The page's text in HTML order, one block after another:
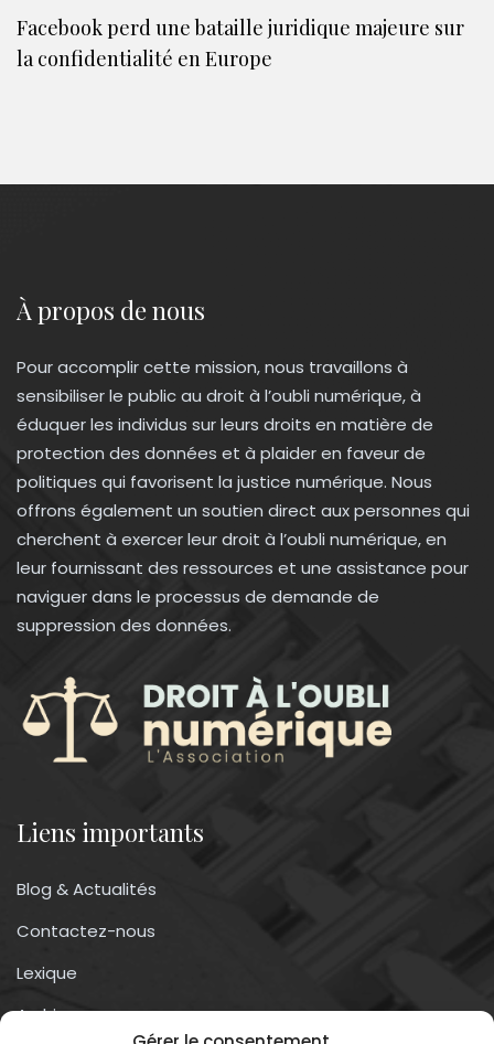
Facebook perd une bataille juridique majeure sur
la confidentialité en Europe
À propos de nous
Pour accomplir cette mission, nous travaillons à
sensibiliser le public au droit à l’oubli numérique, à
éduquer les individus sur leurs droits en matière de
protection des données et à plaider en faveur de
politiques qui favorisent la justice numérique. Nous
offrons également un soutien direct aux personnes qui
cherchent à exercer leur droit à l’oubli numérique, en
leur fournissant des ressources et une assistance pour
naviguer dans le processus de demande de
suppression des données.
Liens importants
Blog & Actualités
Contactez-nous
Lexique
Archives